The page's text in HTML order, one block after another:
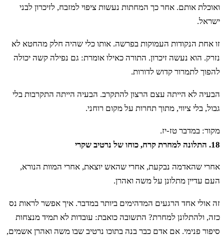
ואוכלת אותם. אחר כך המחתות נעשות ציפוי למזבח, לזיכרון לבני
ישראל.
זו אחת הנקודות העמוקות בפרשה. אותו כלי שהיה חלק מהחטא לא
נזרק. הוא נעשה זיכרון. התורה כאילו אומרת: גם נפילה קשה יכולה
להפוך לתמרור קדוש לדורות.
הבעיה לא הייתה עצם הרצון להתקרב. הבעיה הייתה התקרבות בלי
גבול, בלי ציווי, מתוך תחרות על מקום רוחני.
מקור: במדבר טז-יז.
18. התלונה למחרת קרח, כוחו של נרטיב שקרי
אחרי שהאדמה נבקעת, אחרי שהאש יוצאת, אחרי המוות הנורא,
העם עדיין מתלונן על משה ואהרן.
זה אולי אחד הרגעים המדהימים ביותר במדבר. איך אפשר לראות נס
כזה, ולהתלונן למחרת? התשובה כואבת: עובדות לא תמיד מנצחות
סיפור פנימי. אם אדם כבר בנה בתוכו נרטיב שבו משה ואהרן אשמים,